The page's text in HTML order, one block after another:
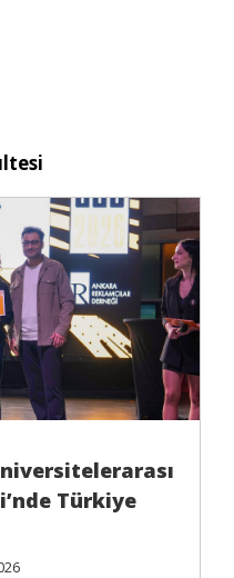
Türkiye